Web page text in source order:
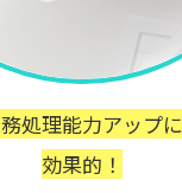
処理能力アップに
効果的！